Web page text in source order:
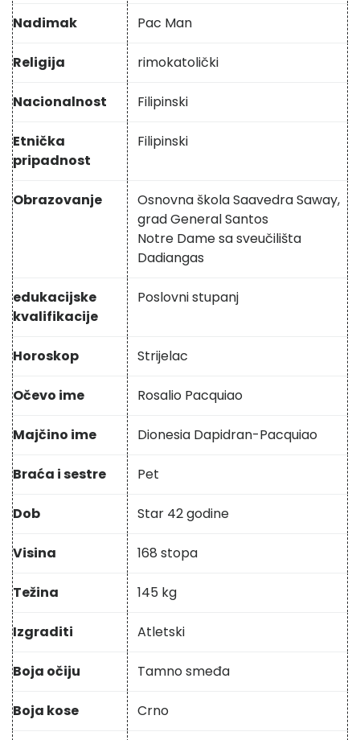
Nadimak Pac Man
Religija rimokatolički
Nacionalnost Filipinski
Etnička
pripadnost
Filipinski
Obrazovanje
Osnovna škola Saavedra Saway,
grad General Santos
Notre Dame sa sveučilišta
Dadiangas
edukacijske
kvalifikacije
Poslovni stupanj
Horoskop Strijelac
Očevo ime Rosalio Pacquiao
Majčino ime Dionesia Dapidran-Pacquiao
Braća i sestre Pet
Dob Star 42 godine
Visina 168 stopa
Težina 145 kg
Izgraditi Atletski
Boja očiju Tamno smeđa
Boja kose Crno